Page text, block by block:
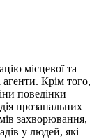
місцевої та
агенти. Крім того,
поведінки
прозапальних
захворювання,
у людей, які